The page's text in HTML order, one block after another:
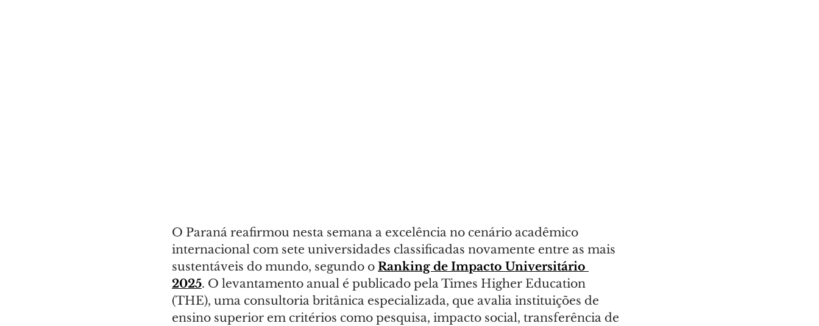
O Paraná reafirmou nesta semana a excelência no cenário acadêmico
internacional com sete universidades classificadas novamente entre as mais
sustentáveis do mundo, segundo o Ranking de Impacto Universitário
2025. O levantamento anual é publicado pela Times Higher Education
(THE), uma consultoria britânica especializada, que avalia instituições de
ensino superior em critérios como pesquisa, impacto social, transferência de